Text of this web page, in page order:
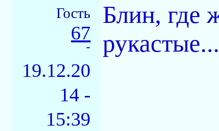
Гость
67
-
19.12.20
14 -
15:39
Блин, где